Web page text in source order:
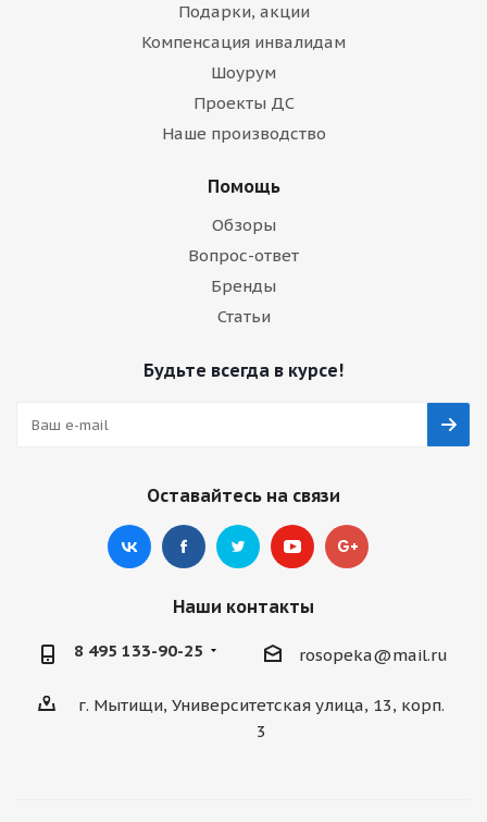
Подарки, акции
Компенсация инвалидам
Шоурум
Проекты ДС
Наше производство
Помощь
Обзоры
Вопрос-ответ
Бренды
Статьи
Будьте всегда в курсе!
Оставайтесь на связи
Наши контакты
8 495 133-90-25 rosopeka@mail.ru
г. Мытищи, Университетская улица, 13, корп.
3